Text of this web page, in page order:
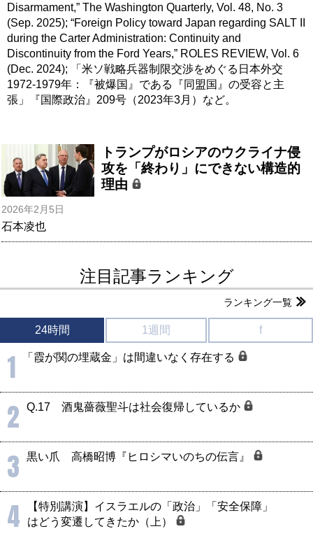
Disarmament,” The Washington Quarterly, Vol. 48, No. 3
(Sep. 2025); “Foreign Policy toward Japan regarding SALT II
during the Carter Administration: Continuity and
Discontinuity from the Ford Years,” ROLES REVIEW, Vol. 6
(Dec. 2024); 「⽶ソ戦略兵器制限交渉をめぐる⽇本外交
1972-1979年：『被爆国』である『同盟国』の受容と主
張」『国際政治』209号（2023年3⽉）など。
トランプがロシアのウクライナ侵
攻を「終わり」にできない構造的
理由
2026年2月5日
石本凌也
注目記事ランキング
ランキング一覧
24時間 1週間 f
1 「霞が関の埋蔵金」は間違いなく存在する
2 Q.17 酒鬼薔薇聖斗は社会復帰しているか
3 黒い爪 高橋昭博『ヒロシマいのちの伝言』
4
【特別講演】イスラエルの「政治」「安全保障」
はどう変遷してきたか（上）